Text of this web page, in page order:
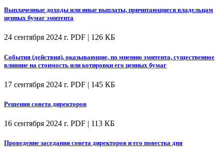
Выплаченные доходы или иные выплаты, причитающиеся владельцам
ценных бумаг эмитента
24 сентября 2024 г. PDF | 126 КБ
События (действия), оказывающие, по мнению эмитента, существенное
влияние на стоимость или котировки его ценных бумаг
17 сентября 2024 г. PDF | 145 КБ
Решения совета директоров
16 сентября 2024 г. PDF | 113 КБ
Проведение заседания совета директоров и его повестка дня